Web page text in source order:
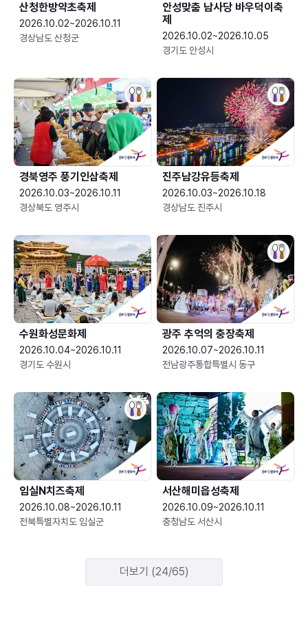
산청한방약초축제
2026.10.02~2026.10.11
경상남도 산청군
안성맞춤 남사당 바우덕이축
제
2026.10.02~2026.10.05
경기도 안성시
경북영주 풍기인삼축제
2026.10.03~2026.10.11
경상북도 영주시
진주남강유등축제
2026.10.03~2026.10.18
경상남도 진주시
수원화성문화제
2026.10.04~2026.10.11
경기도 수원시
광주 추억의 충장축제
2026.10.07~2026.10.11
전남광주통합특별시 동구
임실N치즈축제
2026.10.08~2026.10.11
전북특별자치도 임실군
서산해미읍성축제
2026.10.09~2026.10.11
충청남도 서산시
더보기 (24/65)